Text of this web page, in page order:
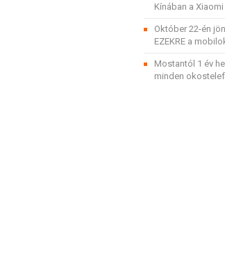
Kínában a Xiaomi
Október 22-én
EZEKRE a
Mostantól 1 év
minden